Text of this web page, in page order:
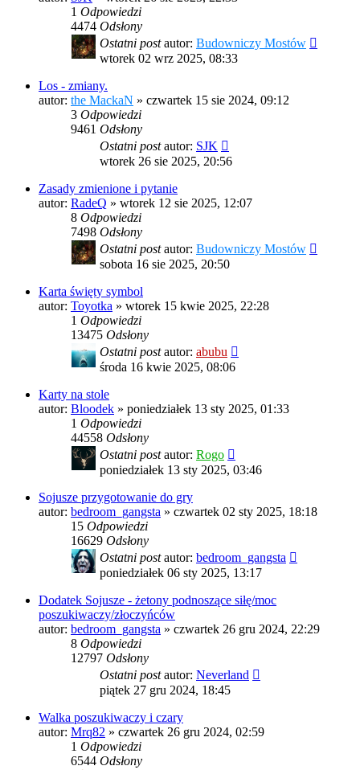
1 Odpowiedzi
4474 Odsłony
Ostatni postautor: Budowniczy Mostów
wtorek 02 wrz 2025, 08:33
Los - zmiany.
autor: the MackaN » czwartek 15 sie 2024, 09:12
3 Odpowiedzi
9461 Odsłony
Ostatni postautor: SJK
wtorek 26 sie 2025, 20:56
Zasady zmienione i pytanie
autor: RadeQ » wtorek 12 sie 2025, 12:07
8 Odpowiedzi
7498 Odsłony
Ostatni postautor: Budowniczy Mostów
sobota 16 sie 2025, 20:50
Karta święty symbol
autor: Toyotka » wtorek 15 kwie 2025, 22:28
1 Odpowiedzi
13475 Odsłony
Ostatni postautor: abubu
środa 16 kwie 2025, 08:06
Karty na stole
autor: Bloodek » poniedziałek 13 sty 2025, 01:33
1 Odpowiedzi
44558 Odsłony
Ostatni postautor: Rogo
poniedziałek 13 sty 2025, 03:46
Sojusze przygotowanie do gry
autor: bedroom_gangsta » czwartek 02 sty 2025, 18:18
15 Odpowiedzi
16629 Odsłony
Ostatni postautor: bedroom_gangsta
poniedziałek 06 sty 2025, 13:17
Dodatek Sojusze - żetony podnoszące siłę/moc
poszukiwaczy/złoczyńców
autor: bedroom_gangsta » czwartek 26 gru 2024, 22:29
8 Odpowiedzi
12797 Odsłony
Ostatni postautor: Neverland
piątek 27 gru 2024, 18:45
Walka poszukiwaczy i czary
autor: Mrq82 » czwartek 26 gru 2024, 02:59
1 Odpowiedzi
6544 Odsłony